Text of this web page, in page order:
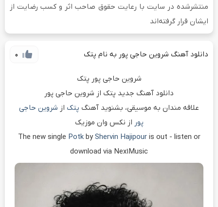
منتشرشده در سایت با رعایت حقوق صاحب اثر و کسب رضایت از
ایشان قرار گرفته‌اند
0 دانلود آهنگ شروین حاجی پور به نام پتک
شروین حاجی پور پتک
دانلود آهنگ جدید پتک از شروین حاجی پور
علاقه مندان به موسیقی، بشنوید آهنگ پتک از شروین حاجی
پور از نکس وان موزیک
The new single Potk byShervin Hajipour is out - listen or
download via Nex1Music